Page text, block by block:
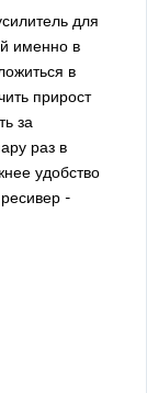
для
именно в
в
прирост
за
раз в
удобство
-